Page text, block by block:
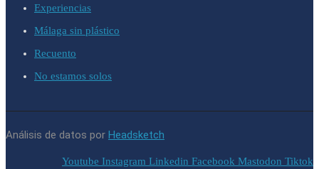
Experiencias
Málaga sin plástico
Recuento
No estamos solos
Análisis de datos por Headsketch
Youtube Instagram Linkedin Facebook Mastodon Tiktok